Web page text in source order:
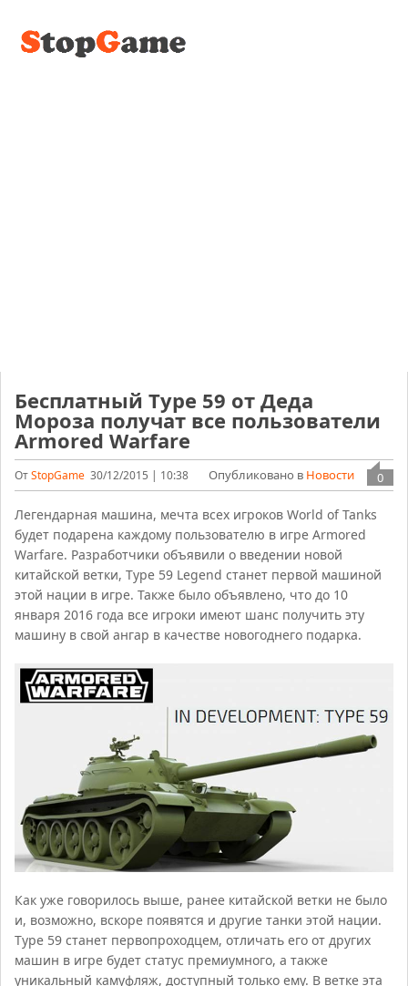
Бесплатный Type 59 от Деда
Мороза получат все пользователи
Armored Warfare
ОтStopGame 30/12/2015 | 10:38 0
Опубликовано в Новости
Легендарная машина, мечта всех игроков World of Tanks
будет подарена каждому пользователю в игре Armored
Warfare. Разработчики объявили о введении новой
китайской ветки, Тype 59 Legend станет первой машиной
этой нации в игре. Также было объявлено, что до 10
января 2016 года все игроки имеют шанс получить эту
машину в свой ангар в качестве новогоднего подарка.
Как уже говорилось выше, ранее китайской ветки не было
и, возможно, вскоре появятся и другие танки этой нации.
Тype 59 станет первопроходцем, отличать его от других
машин в игре будет статус премиумного, а также
уникальный камуфляж, доступный только ему. В ветке эта